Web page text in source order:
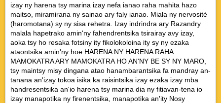
izay ny harena tsy marina izay nefa ianao raha mahita hazo
maitso, miramirana ny sainao ary faly ianao. Miala ny nervosité
(haromotana) sy ny sisa rehetra. Izay indrindra ary Razandry
malala hapetrako amin'ny fahendrentsika tsirairay avy izay,
aoka tsy ho resaka fotsiny ity fikolokoloina ity sy ny ezaka
ataontsika amin'ny hoe HARENA NY HARENA RAHA
MAMOKATRA ARY MAMOKATRA HO AN'NY BE SY NY MARO,
tsy maintsy misy dingana atao hanambarantsika fa mandray an-
tanana an'izay tokoa isika ka raisintsika izay ezaka izay mba
handresentsika an'io harena tsy marina dia ny fitiavan-tena io
izay manapotika ny firenentsika, manapotika an'ity Nosy